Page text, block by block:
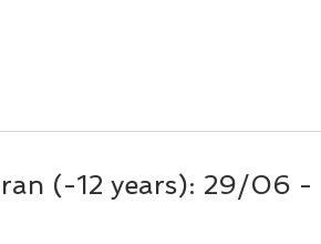
(-12 years): 29/06 -